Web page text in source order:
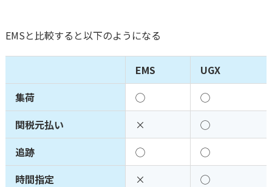
EMSと比較すると以下のようになる
EMS
UGX
集荷
◯
◯
関税元払い
×
◯
追跡
◯
◯
時間指定
×
◯